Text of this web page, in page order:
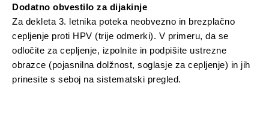
Dodatno obvestilo za dijakinje
Za dekleta 3. letnika poteka neobvezno in brezplačno
cepljenje proti HPV (trije odmerki). V primeru, da se
odločite za cepljenje, izpolnite in podpišite ustrezne
obrazce (pojasnilna dolžnost, soglasje za cepljenje) in jih
prinesite s seboj na sistematski pregled.